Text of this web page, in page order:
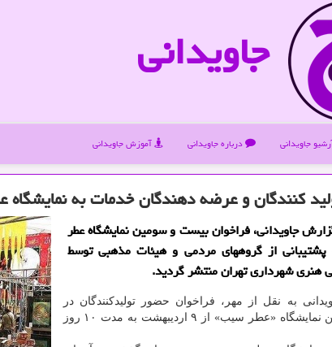
جاویدانی
جاویدانی درباره جاویدانی آموزش جاویدانی
کنندگان و عرضه دهندگان خدمات به
جاویدانی، فراخوان بیست و سومین نمایشگاه عطر
از گروههای مردمی و هیئات مذهبی توسط
هنری شهرداری تهران منتشر گردید.
به نقل از مهر، فراخوان حضور تولیدکنندگان در
بیست و سومین نمایشگاه «عطر سیب» از ۹ اردیبهشت به مدت ۱۰ روز